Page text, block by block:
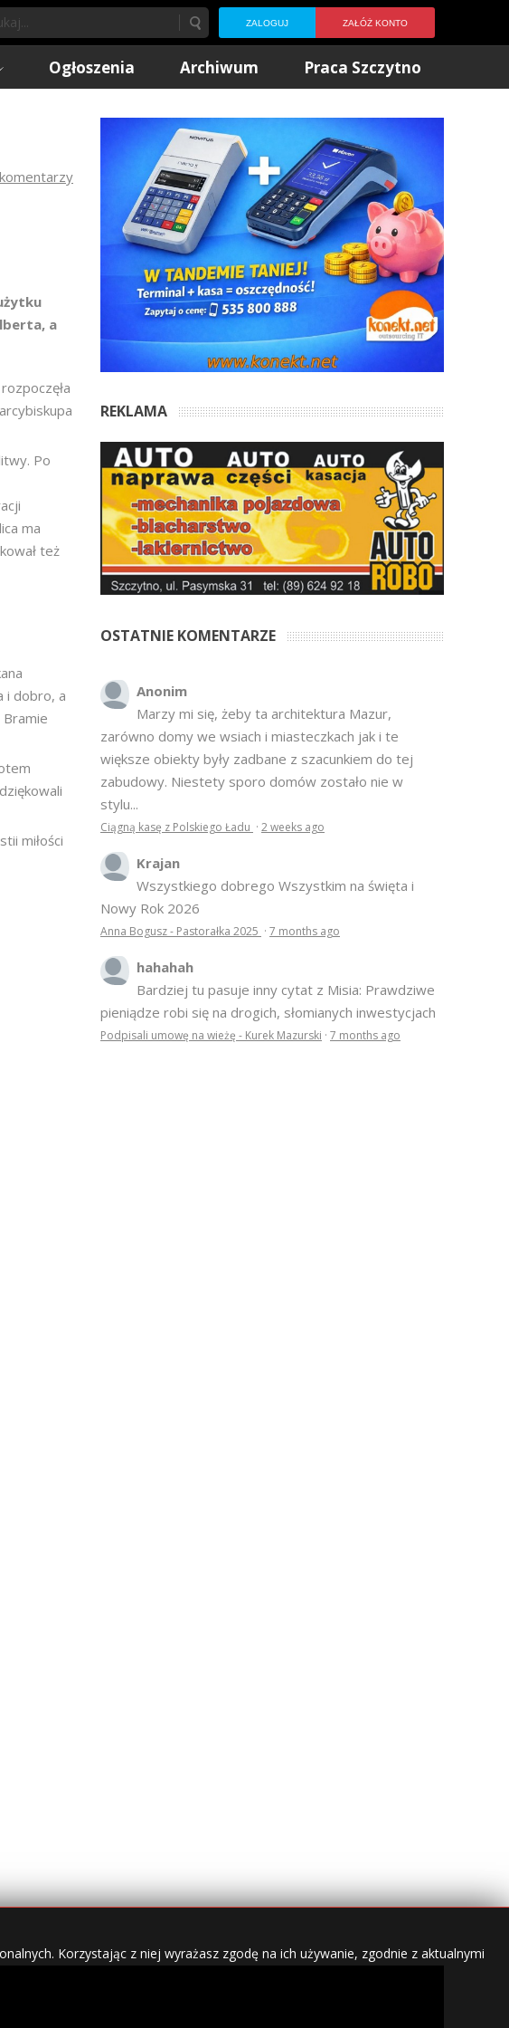
ZALOGUJ ZAŁÓŻ KONTO
Ogłoszenia Archiwum Praca Szczytno
a
Po
ma
też
i dobro, a
miłości
REKLAMA
OSTATNIE KOMENTARZE
Anonim
Marzy mi się, żeby ta architektura Mazur,
zarówno domy we wsiach i miasteczkach jak i te
większe obiekty były zadbane z szacunkiem do tej
zabudowy. Niestety sporo domów zostało nie w
stylu...
Ciągną kasę z Polskiego Ładu · 2 weeks ago
Krajan
Wszystkiego dobrego Wszystkim na święta i
Nowy Rok 2026
Anna Bogusz - Pastorałka 2025 · 7 months ago
hahahah
Bardziej tu pasuje inny cytat z Misia: Prawdziwe
pieniądze robi się na drogich, słomianych inwestycjach
Podpisali umowę na wieżę - Kurek Mazurski · 7 months ago
Korzystając z niej wyrażasz zgodę na ich używanie, zgodnie z aktualnymi